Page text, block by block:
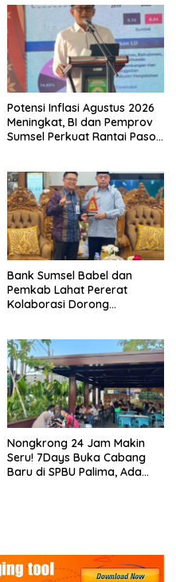
Potensi Inflasi Agustus 2026
Meningkat, BI dan Pemprov
Sumsel Perkuat Rantai Pasok
Bank Sumsel Babel dan
Pemkab Lahat Pererat
Kolaborasi Dorong
Nongkrong 24 Jam Makin
Seru! 7Days Buka Cabang
Baru di SPBU Palima, Ada